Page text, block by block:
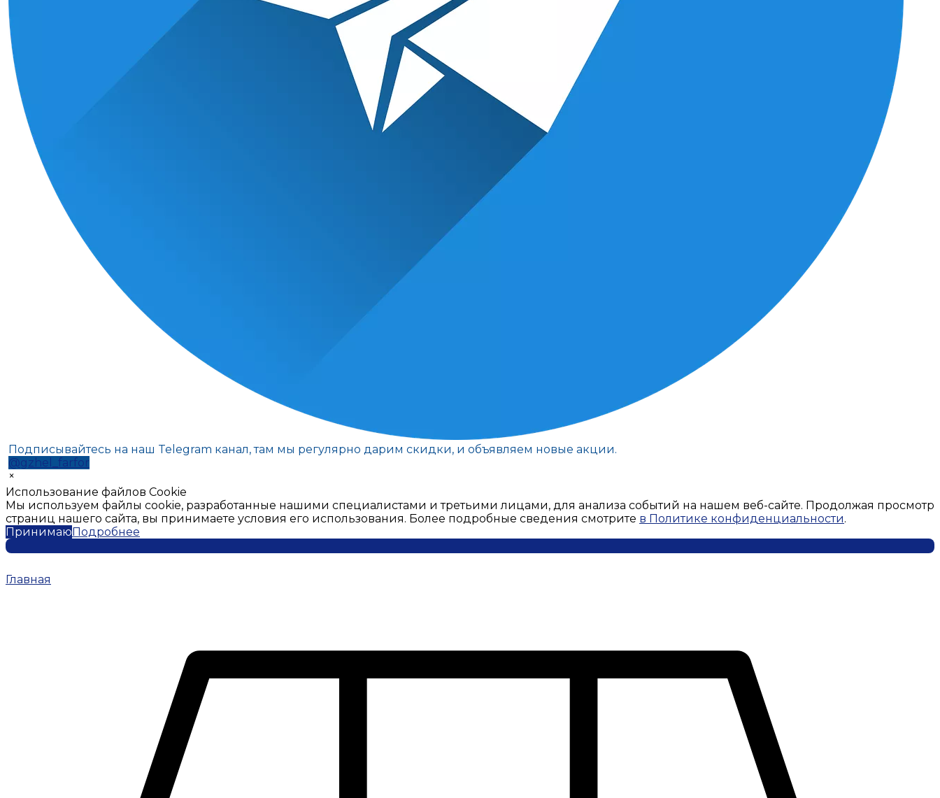
Подписывайтесь на наш Telegram канал, там мы регулярно дарим скидки, и объявляем новые акции.
@gzhel_farfor
×
Использование файлов Cookie
Мы используем файлы cookie, разработанные нашими специалистами и третьими лицами, для анализа событий на нашем веб-сайте. Продолжая просмотр
страниц нашего сайта, вы принимаете условия его использования. Более подробные сведения смотрите в Политике конфиденциальности.
ПринимаюПодробнее
Главная